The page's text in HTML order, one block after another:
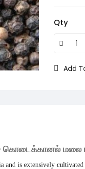
Qty
Add
கொடைக்கானல்
and is extensively